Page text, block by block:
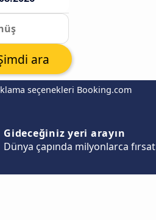
seçenekleri Booking.com
ara
Gideceğiniz yeri arayın
Dünya çapında milyonlarca fırsat